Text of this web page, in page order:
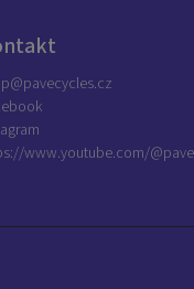
@pavecycles.cz
www.youtube.com/